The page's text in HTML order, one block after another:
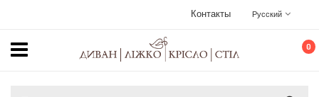
Русский
Контакты
0